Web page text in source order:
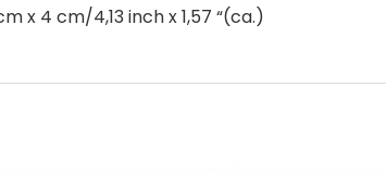
x 4 cm/4,13 inch x 1,57 “(ca.)